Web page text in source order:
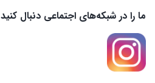
ما را در شبکه‌های اجتماعی دنبال کنید